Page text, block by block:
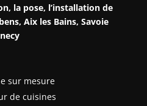
la pose, l’installation de
Aix les Bains, Savoie
sur mesure
de cuisines